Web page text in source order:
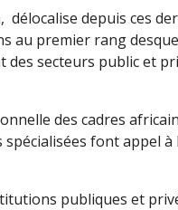
depuis ces
premier rang
secteurs public et
des cadres
font appel
publiques et